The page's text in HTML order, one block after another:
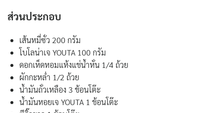
ส่วนประกอบ
เส้นหมี่ซั่ว 200 กรัม
โบโลน่าเจ YOUTA 100 กรัม
ดอกเห็ดหอมแห้งแช่น้ำหั่น 1/4 ถ้วย
ผักกะหล่ำ 1/2 ถ้วย
น้ำมันถั่วเหลือง 3 ช้อนโต๊ะ
น้ำมันหอยเจ YOUTA 1 ช้อนโต๊ะ